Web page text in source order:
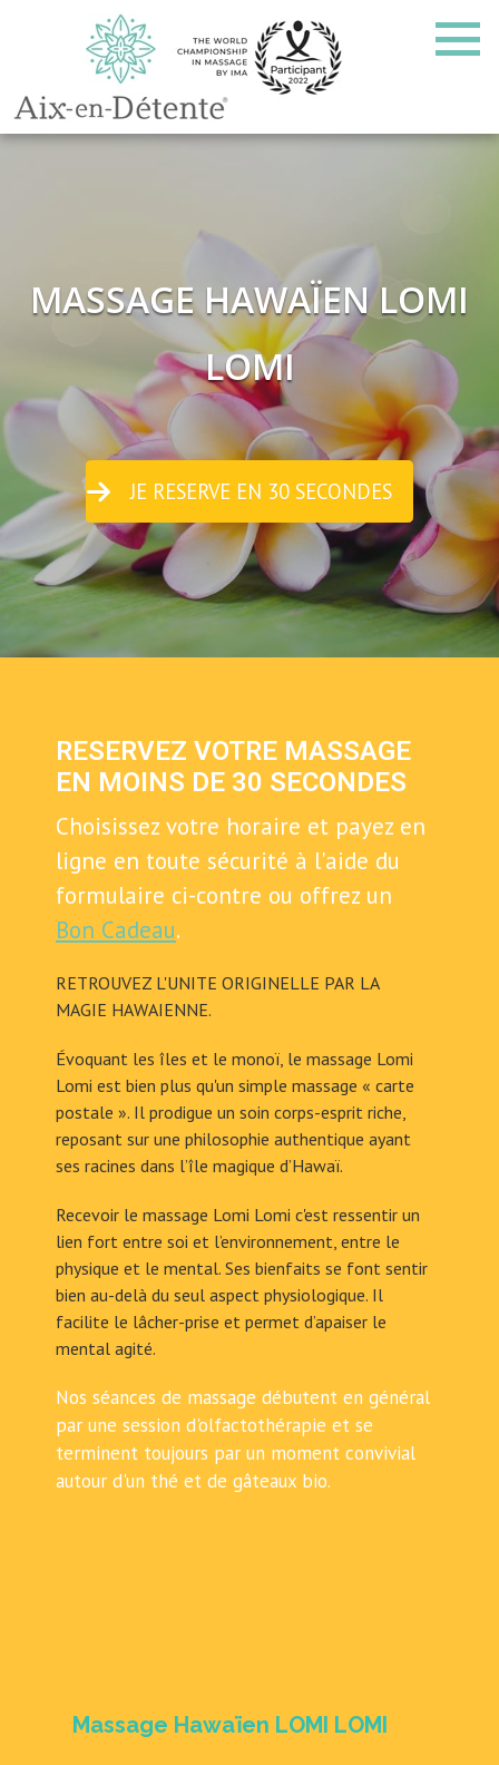
MASSAGE HAWAÏEN LOMI
LOMI
JE RESERVE EN 30 SECONDES
RESERVEZ VOTRE MASSAGE
EN MOINS DE 30 SECONDES
Choisissez votre horaire et payez en
ligne en toute sécurité à l'aide du
formulaire ci-contre ou offrez un
Bon Cadeau.
RETROUVEZ L'UNITE ORIGINELLE PAR LA
MAGIE HAWAIENNE.
Évoquant les îles et le monoï, le massage Lomi
Lomi est bien plus qu'un simple massage « carte
postale ». Il prodigue un soin corps-esprit riche,
reposant sur une philosophie authentique ayant
ses racines dans l’île magique d’Hawaï.
Recevoir le massage Lomi Lomi c'est ressentir un
lien fort entre soi et l’environnement, entre le
physique et le mental. Ses bienfaits se font sentir
bien au-delà du seul aspect physiologique. Il
facilite le lâcher-prise et permet d’apaiser le
mental agité.
Nos séances de massage débutent en général
par une session d'olfactothérapie et se
terminent toujours par un moment convivial
autour d'un thé et de gâteaux bio.